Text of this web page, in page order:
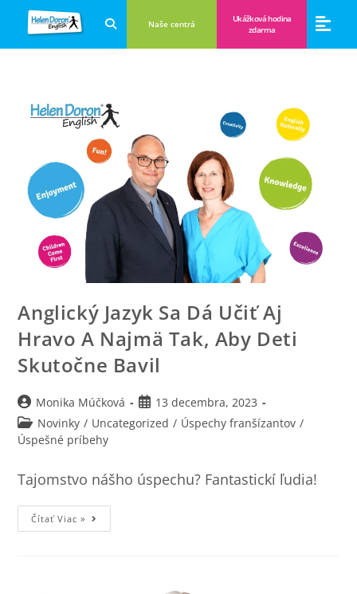
Naše centrá
Ukážková hodina
zdarma
Anglický Jazyk Sa Dá Učiť Aj
Hravo A Najmä Tak, Aby Deti
Skutočne Bavil
Monika Múčková
13 decembra, 2023
Novinky / Uncategorized / Úspechy franšízantov /
Úspešné príbehy
Tajomstvo nášho úspechu? Fantastickí ľudia!
Čítať Viac »